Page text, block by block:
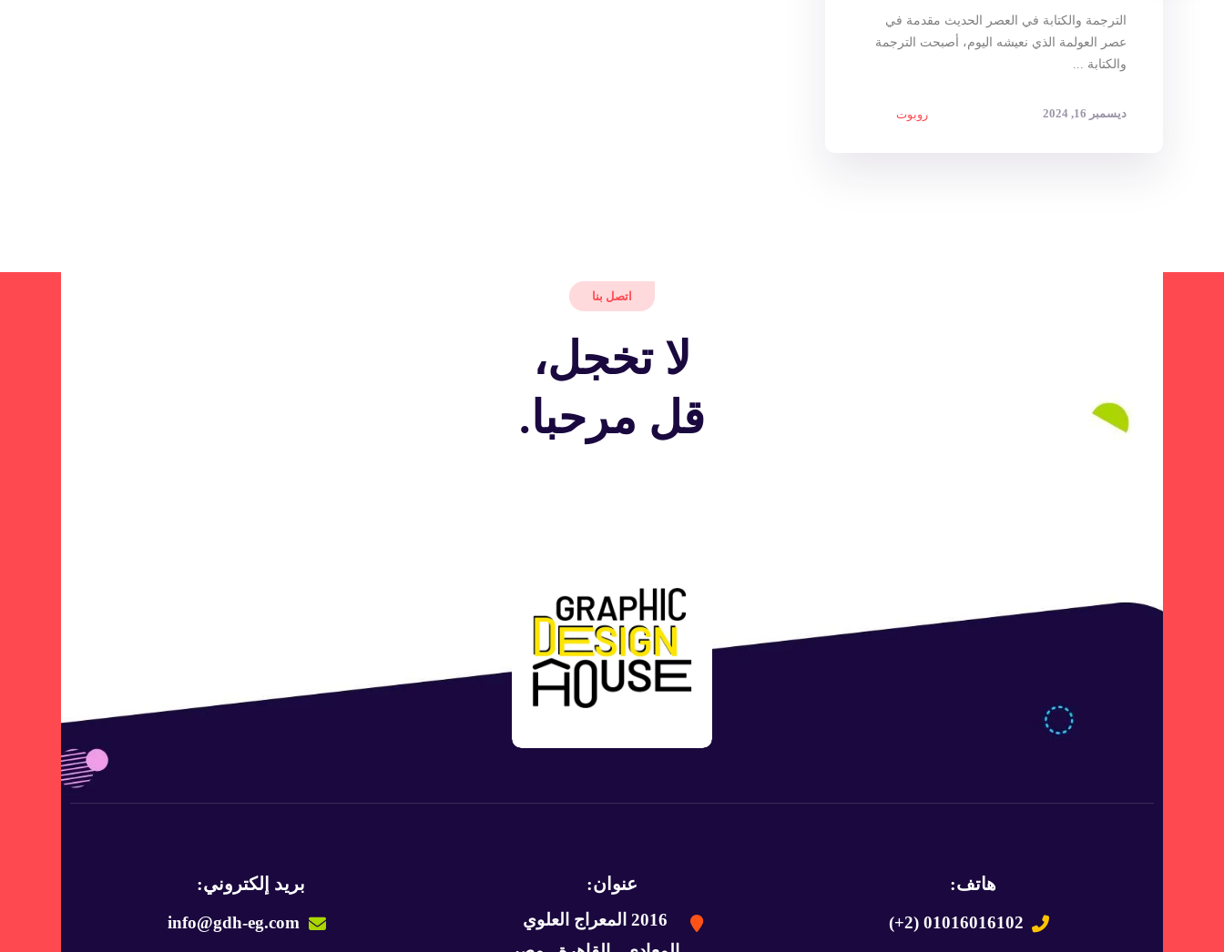
روبوت ديسمبر 16, 2024
الترجمة والكتابة في العصر الحديث مقدمة في
عصر العولمة الذي نعيشه اليوم، أصبحت الترجمة
والكتابة ...
اتصل بنا
لا تخجل،
قل مرحبا.
هاتف:
(+2) 01016016102
عنوان:
2016 المعراج العلوي
بريد إلكتروني:
info@gdh-eg.com